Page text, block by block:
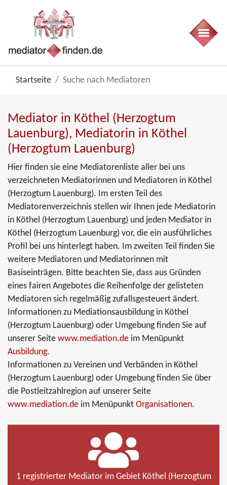
Startseite Suche nach Mediatoren
Mediator in Köthel (Herzogtum
Lauenburg), Mediatorin in Köthel
(Herzogtum Lauenburg)
Hier finden sie eine Mediatorenliste aller bei uns
verzeichneten Mediatorinnen und Mediatoren in Köthel
(Herzogtum Lauenburg). Im ersten Teil des
Mediatorenverzeichnis stellen wir Ihnen jede Mediatorin
in Köthel (Herzogtum Lauenburg) und jeden Mediator in
Köthel (Herzogtum Lauenburg) vor, die ein ausführliches
Profil bei uns hinterlegt haben. Im zweiten Teil finden Sie
weitere Mediatoren und Mediatorinnen mit
Basiseinträgen. Bitte beachten Sie, dass aus Gründen
eines fairen Angebotes die Reihenfolge der gelisteten
Mediatoren sich regelmäßig zufallsgesteuert ändert.
Informationen zu Mediationsausbildung in Köthel
(Herzogtum Lauenburg) oder Umgebung finden Sie auf
unserer Seite www.mediation.de im Menüpunkt
Ausbildung.
Informationen zu Vereinen und Verbänden in Köthel
(Herzogtum Lauenburg) oder Umgebung finden Sie über
die Postleitzahlregion auf unserer Seite
www.mediation.de im Menüpunkt Organisationen.
1 registrierter Mediator im Gebiet Köthel (Herzogtum